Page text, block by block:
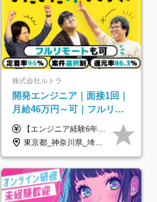
株式会社ルトラ
開発エンジニア｜面接1回｜
月給46万円～可｜フルリモ
ートも可｜案件選択制｜定
着率96％以上｜副業OK｜住
宅手当
【エンジニア経験6年以上の方】 月給46万円～100万円（固定残業代含む） ※上記月給には月30時間分の固定残業代（月8万7,400円～月19万円）を含む。超過分は全額支給。 【エンジニア経験4年以上の方】 月給42万円～100万円（固定残業代含む） ※上記月給には月30時間分の固定残業代（月7万9,800円～月19万円）を含む。超過分は全額支給。 【エンジニア経験4年未満の方】 月給38万円～100万円（固定残業代含む） ※上記月給には月30時間分の固定残業代（月7万2,200円～月19万円）を含む。超過分は全額支給。 ※経験、スキル、前職給与などを踏まえて決定。 ◆ルトラの給与制度のポイント！◆ ・社員の95%が入社時に年収UP！最高で300万円UPの実績も ・平均還元率86.3%（交通費・住宅手当・会社負担分の社保も含む） ・人柄やポテンシャルを評価し、スキル以上の希望年収を提示することも ・退職金制度やリファラル手当（平均50万円）あり
東京都_神奈川県_埼玉県_千葉県_大阪府_愛知県_北海道_青森県_岩手県_宮城県_秋田県_山形県_福島県_茨城県_栃木県_群馬県_新潟県_山梨県_長野県_富山県_石川県_福井県_静岡県_岐阜県_三重県_兵庫県_京都府_滋賀県_奈良県_和歌山県_広島県_岡山県_鳥取県_島根県_山口県_徳島県_香川県_愛媛県_高知県_福岡県_熊本県_佐賀県_長崎県_大分県_宮崎県_鹿児島県_沖縄県